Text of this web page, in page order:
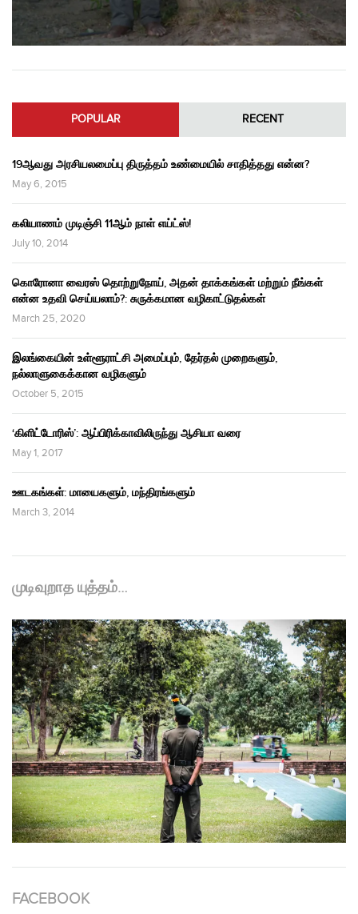
POPULAR RECENT
19ஆவது அரசியலமைப்பு திருத்தம் உண்மையில் சாதித்தது என்ன?
May 6, 2015
கலியாணம் முடிஞ்சி 11ஆம் நாள் எய்ட்ஸ்!
July 10, 2014
கொரோனா வைரஸ் தொற்றுநோய், அதன் தாக்கங்கள் மற்றும் நீங்கள்
என்ன உதவி செய்யலாம்?: சுருக்கமான வழிகாட்டுதல்கள்
March 25, 2020
இலங்கையின் உள்ளூராட்சி அமைப்பும், தேர்தல் முறைகளும்,
நல்லாளுகைக்கான வழிகளும்
October 5, 2015
‘கிளிட்டோரிஸ்’: ஆப்பிரிக்காவிலிருந்து ஆசியா வரை
May 1, 2017
ஊடகங்கள்: மாயைகளும், மந்திரங்களும்
March 3, 2014
முடிவுறாத யுத்தம்…
FACEBOOK